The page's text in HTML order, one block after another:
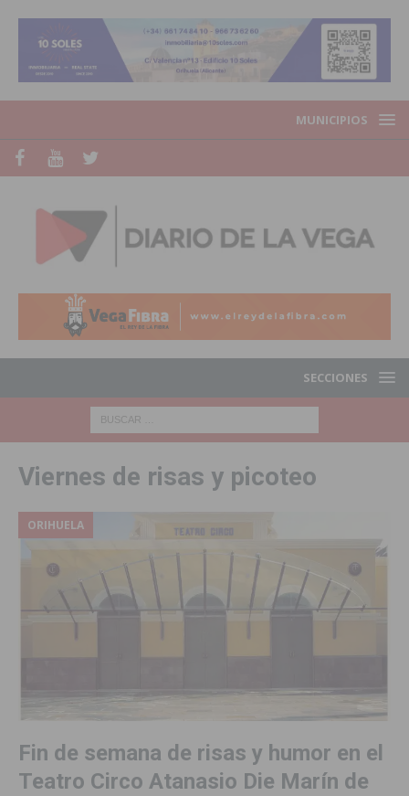
MUNICIPIOS
SECCIONES
Viernes de risas y picoteo
ORIHUELA
Fin de semana de risas y humor en el
Teatro Circo Atanasio Die Marín de